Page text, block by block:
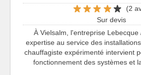
(2
Sur devis
À Vielsalm, l'entreprise Lebecque
expertise au service des
chauffagiste expérimenté intervient
fonctionnement des systèmes et